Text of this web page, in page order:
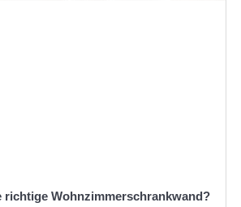
richtige Wohnzimmerschrankwand?